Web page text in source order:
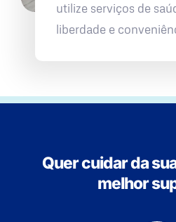
utilize serviços de
liberdade e
Quer cuidar da
melhor